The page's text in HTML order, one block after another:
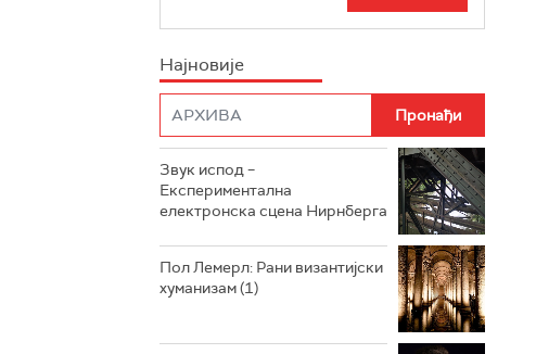
РАДИО РОКЕНРОЛЕР
РАДИО ЏУБОКС
РАДИО ВРТЕШКА
РАДИО ЏЕЗЕР
ИНФО
Најновије
Звук испод –
Експериментална
електронска сцена Нирнберга
Пол Лемерл: Рани византијски
хуманизам (1)